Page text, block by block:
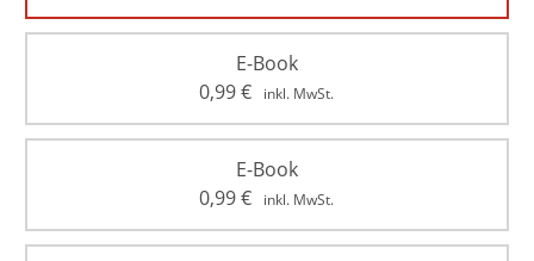
E-Book
0,99€ inkl. MwSt.
E-Book
0,99€ inkl. MwSt.